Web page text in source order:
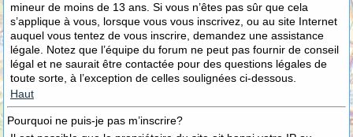
mineur de moins de 13 ans. Si vous n’êtes pas sûr que cela
s’applique à vous, lorsque vous vous inscrivez, ou au site Internet
auquel vous tentez de vous inscrire, demandez une assistance
légale. Notez que l’équipe du forum ne peut pas fournir de conseil
légal et ne saurait être contactée pour des questions légales de
toute sorte, à l’exception de celles soulignées ci-dessous.
Haut
Pourquoi ne puis-je pas m’inscrire?